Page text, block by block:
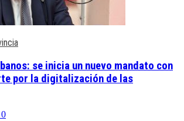
se inicia un nuevo mandato con
por la digitalización de las
0